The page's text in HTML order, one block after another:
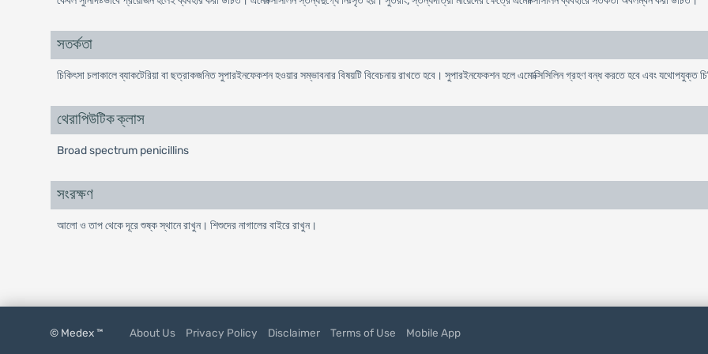
সতর্কতা
চিকিৎসা চলাকালে ব্যাকটেরিয়া বা ছত্রাকজনিত সুপারইনফেকশন হওয়ার সম্ভাবনার বিষয়টি বিবেচনায় রাখতে হবে। সুপারইনফেকশন হলে এমোক্সিসিলিন গ্রহণ বন্ধ করতে হবে এবং যথোপযুক্ত
থেরাপিউটিক ক্লাস
Broad spectrum penicillins
সংরক্ষণ
আলো ও তাপ থেকে দূরে শুষ্ক স্থানে রাখুন। শিশুদের নাগালের বাইরে রাখুন।
© Medex ™ About Us Privacy Policy Disclaimer Terms of Use Mobile App